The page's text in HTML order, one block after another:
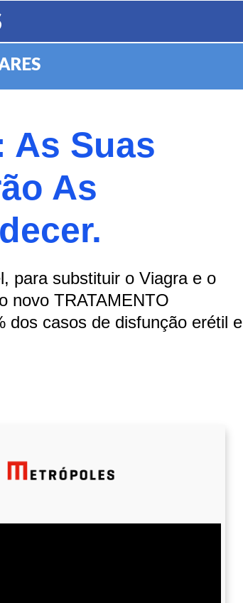
As Suas
As
para substituir o Viagra e o
novo TRATAMENTO
dos casos de disfunção erétil e